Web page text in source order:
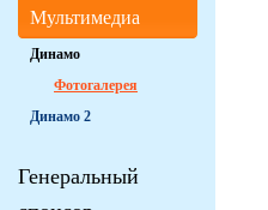
Мультимедиа
Динамо
Фотогалерея
Динамо 2
Генеральный